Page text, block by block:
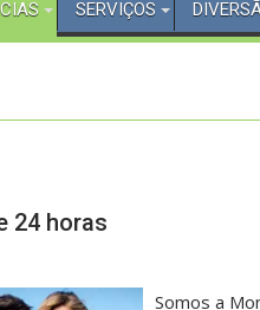
SERVIÇOS
24 horas
Somos a